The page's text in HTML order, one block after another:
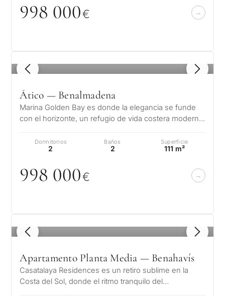
998 000€
1 / 8
Ático — Benalmadena
Marina Golden Bay es donde la elegancia se funde
con el horizonte, un refugio de vida costera moderna
Dormitorios
2
Baños
2
Superficie
111 m²
998 000€
1 / 8
Apartamento Planta Media — Benahavís
Casatalaya Residences es un retiro sublime en la
Costa del Sol, donde el ritmo tranquilo del